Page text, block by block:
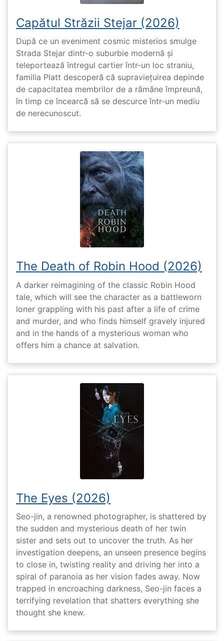
Capătul Străzii Stejar (2026)
După ce un eveniment cosmic misterios smulge
Strada Stejar dintr-o suburbie modernă și
teleportează întregul cartier într-un loc straniu,
familia Platt descoperă că supraviețuirea depinde
de capacitatea membrilor de a rămâne împreună,
în timp ce încearcă să se descurce într-un mediu
de nerecunoscut.
The Death of Robin Hood (2026)
A darker reimagining of the classic Robin Hood
tale, which will see the character as a battleworn
loner grappling with his past after a life of crime
and murder, and who finds himself gravely injured
and in the hands of a mysterious woman who
offers him a chance at salvation.
The Eyes (2026)
Seo-jin, a renowned photographer, is shattered by
the sudden and mysterious death of her twin
sister and sets out to uncover the truth. As her
investigation deepens, an unseen presence begins
to close in, twisting reality and driving her into a
spiral of paranoia as her vision fades away. Now
trapped in encroaching darkness, Seo-jin faces a
terrifying revelation that shatters everything she
thought she knew.